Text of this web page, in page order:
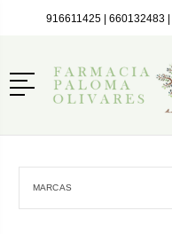
916611425| 660132483|
Menú
MARCAS